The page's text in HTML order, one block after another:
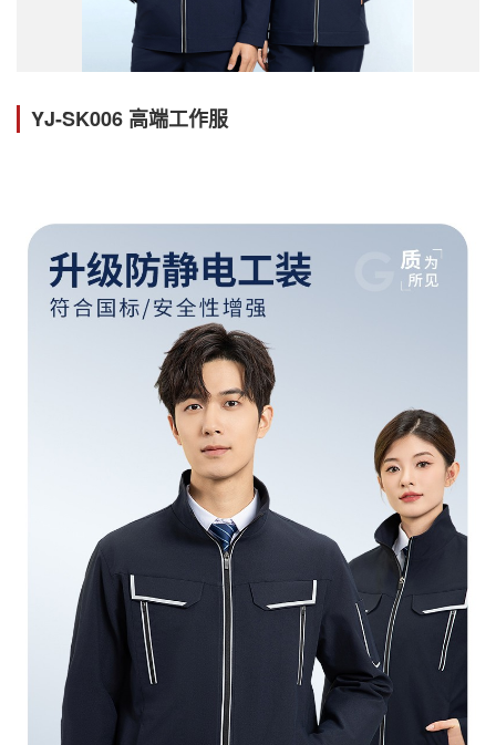
YJ-SK006 高端工作服